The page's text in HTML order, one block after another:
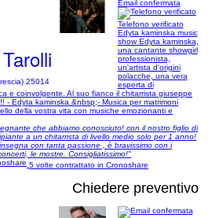
25014
Email confermata
Telefono verificato
Edyta kaminska music
show Edyta kaminska,
una cantante showgirl
professionista,
un'artista d'origini
polacche, una vera
esperta di
e coinvolgente. Al suo fianco il chitarrista giuseppe
- Edyta kaminska &nbsp;- Musica per matrimoni
della vostra vita con musiche emozionanti e
che abbiamo conosciuto! con il nostro figlio di
a un chitarrista di livello medio solo per 1 anno!
con tanta passione , è bravissimo con i
le mostre. Consigliatissimo!"
5 volte contrattato in Cronoshare
Chiedere preventivo